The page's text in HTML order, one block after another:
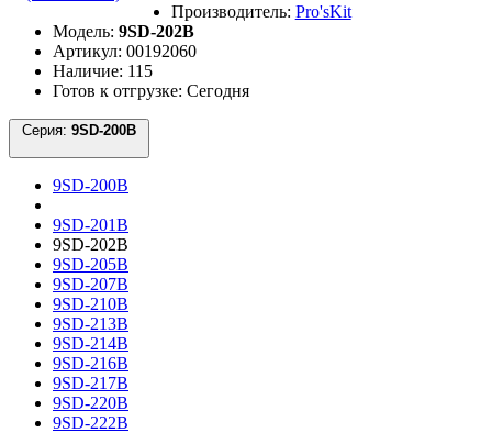
Производитель: Pro'sKit
Модель: 9SD-202B
Артикул: 00192060
Наличие: 115
Готов к отгрузке: Сегодня
Серия:
9SD-200B
9SD-201B
9SD-202B
9SD-205B
9SD-207B
9SD-210B
9SD-213B
9SD-214B
9SD-216B
9SD-217B
9SD-220B
9SD-222B